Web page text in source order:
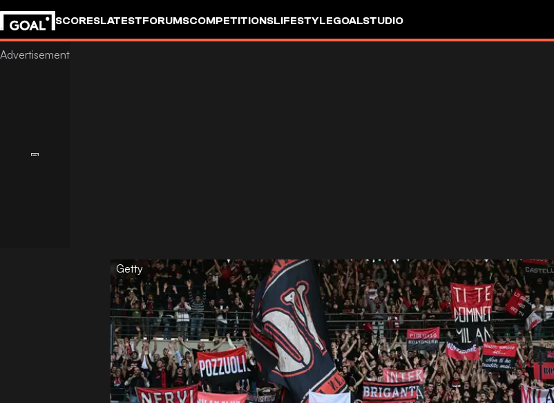
SCORESLATESTFORUMSCOMPETITIONSLIFESTYLEGOALSTUDIO
Getty